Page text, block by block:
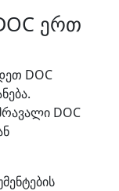
ერთ
DOC
DOC